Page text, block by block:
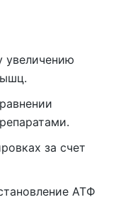
увеличению
за счет
АТФ